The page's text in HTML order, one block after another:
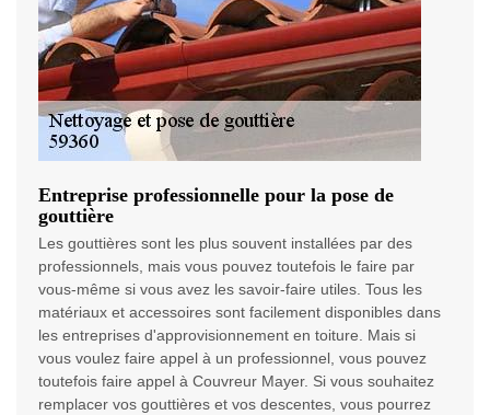
Entreprise professionnelle pour la pose de
gouttière
Les gouttières sont les plus souvent installées par des
professionnels, mais vous pouvez toutefois le faire par
vous-même si vous avez les savoir-faire utiles. Tous les
matériaux et accessoires sont facilement disponibles dans
les entreprises d'approvisionnement en toiture. Mais si
vous voulez faire appel à un professionnel, vous pouvez
toutefois faire appel à Couvreur Mayer. Si vous souhaitez
remplacer vos gouttières et vos descentes, vous pourrez